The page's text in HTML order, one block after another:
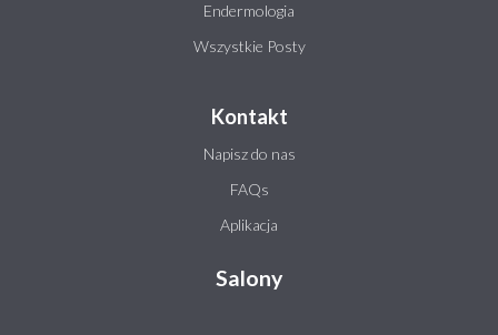
Endermologia
Wszystkie Posty
Kontakt
Napisz do nas
FAQs
Aplikacja
Salony